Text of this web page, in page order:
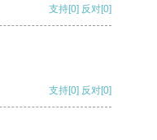
支持[0] 反对[0]
支持[0] 反对[0]